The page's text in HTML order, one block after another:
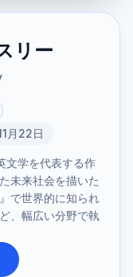
リー
月22日
文学を代表する作
未来社会を描いた
で世界的に知られ
、幅広い分野で執